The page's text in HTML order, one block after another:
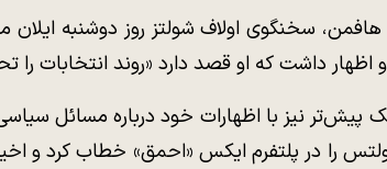
هافمن، سخنگوی اولاف شولتز روز دوشنبه
اظهار داشت که او قصد دارد «روند انتخابات را
پیش‌تر نیز با اظهارات خود درباره مسائل
را در پلتفرم ایکس «احمق» خطاب کرد و